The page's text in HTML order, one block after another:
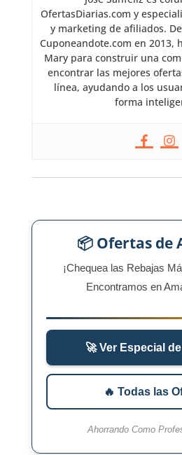
OfertasDiarias.com y
y marketing de afiliados.
Cuponeandote.com en 2013,
Mary para construir una
encontrar las mejores
línea, ayudando a los
forma
📦 Ofertas de
¡Chequea las Rebajas
Encontramos en
🚀 Ver Especial
🔥 Todas las
Ahorrando Como